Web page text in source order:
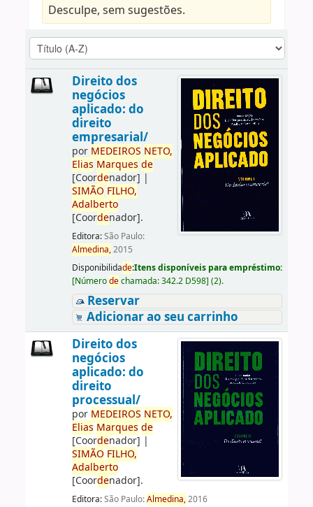
Desculpe, sem sugestões.
Direito dos
negócios
aplicado: do
direito
empresarial/
por MEDEIROS NETO,
Elias Marques de
[Coordenador] |
SIMÃO FILHO,
Adalberto
[Coordenador].
Editora:São Paulo:
Almedina,2015
Disponibilidade:Itens disponíveis para empréstimo:
[Númerodechamada:342.2 D598] (2).
Reservar
Adicionar ao seu carrinho
Direito dos
negócios
aplicado: do
direito
processual/
por MEDEIROS NETO,
Elias Marques de
[Coordenador] |
SIMÃO FILHO,
Adalberto
[Coordenador].
Editora:São Paulo:Almedina,2016